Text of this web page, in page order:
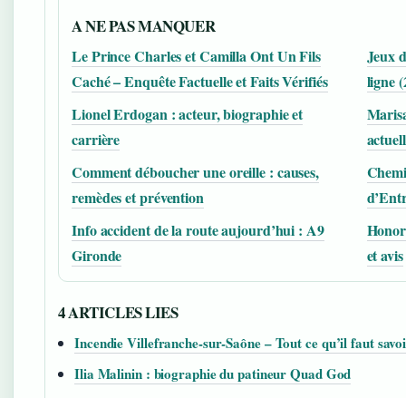
A NE PAS MANQUER
Le Prince Charles et Camilla Ont Un Fils
Caché – Enquête Factuelle et Faits Vérifiés
Jeux
ligne
Lionel Erdogan : acteur, biographie et
carrière
Comment déboucher une oreille : causes,
remèdes et prévention
Info accident de la route aujourd’hui : A9
Gironde
et avis
4 ARTICLES LIES
Incendie Villefranche-sur-Saône – Tout ce qu’il faut
Ilia Malinin : biographie du patineur Quad God